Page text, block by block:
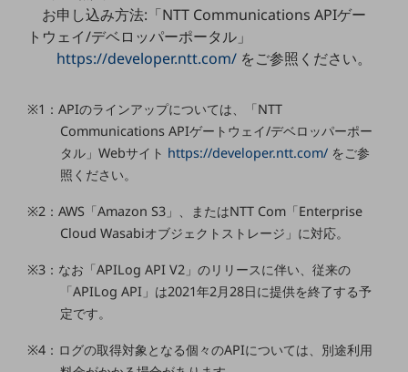
業務支援・マーケティング
災害対策・BCP
課題・ニーズで探す
コミュニケーション・情報共有
マーケティング
業務効率化
災害対策
地域共創・地方創生
セキュリティ対策
遠隔監視
お申し込み方法:「NTT Communications APIゲー
トウェイ/デベロッパーポータル」
https://developer.ntt.com/ をご参照ください。
※1：APIのラインアップについては、「NTT
Communications APIゲートウェイ/デベロッパーポー
タル」Webサイト https://developer.ntt.com/ をご参
照ください。
※2：AWS「Amazon S3」、またはNTT Com「Enterprise
Cloud Wasabiオブジェクトストレージ」に対応。
※3：なお「APILog API V2」のリリースに伴い、従来の
「APILog API」は2021年2月28日に提供を終了する予
定です。
※4：ログの取得対象となる個々のAPIについては、別途利用